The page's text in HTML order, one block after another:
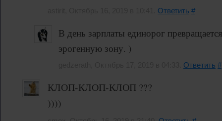
Ответить #
В день зарплаты единорог
эрогенную зону. )
Ответить #
КЛОП-КЛОП-КЛОП ???
))))